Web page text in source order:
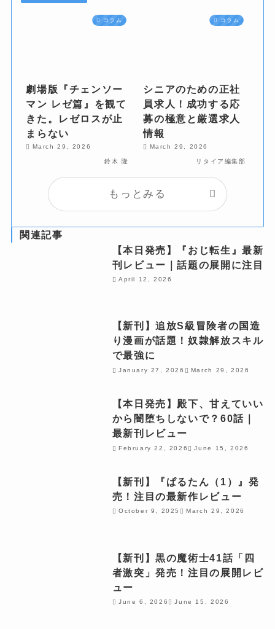
コラム
劇場版『チェンソー
マン レゼ篇』を観て
きた。レゼロスが止
まらない
March 29, 2026
鈴木 隆
コラム
シニアのための正社
員求人！成功する応
募の極意と厳選求人
情報
March 29, 2026
リタイア編集部
もっとみる
関連記事
【本日発売】『おじ転生』最新
刊レビュー｜話題の展開に注目
April 12, 2026
【新刊】追放S級冒険者の国造
り漫画が話題！奴隷解放スキル
で最強に
January 27, 2026 March 29, 2026
【本日発売】殿下、甘えていい
から闇堕ちしないで？60話｜
最新刊レビュー
February 22, 2026 June 15, 2026
【新刊】『ぱるたん（1）』発
売！注目の最新作レビュー
October 9, 2025 March 29, 2026
【新刊】黒の魔術士41話「四
者激突」発売！注目の展開レビ
ュー
June 6, 2026 June 15, 2026